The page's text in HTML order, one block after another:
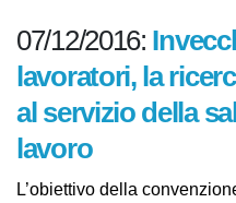
07/12/2016:
lavoratori, la
progettazione al
salute e